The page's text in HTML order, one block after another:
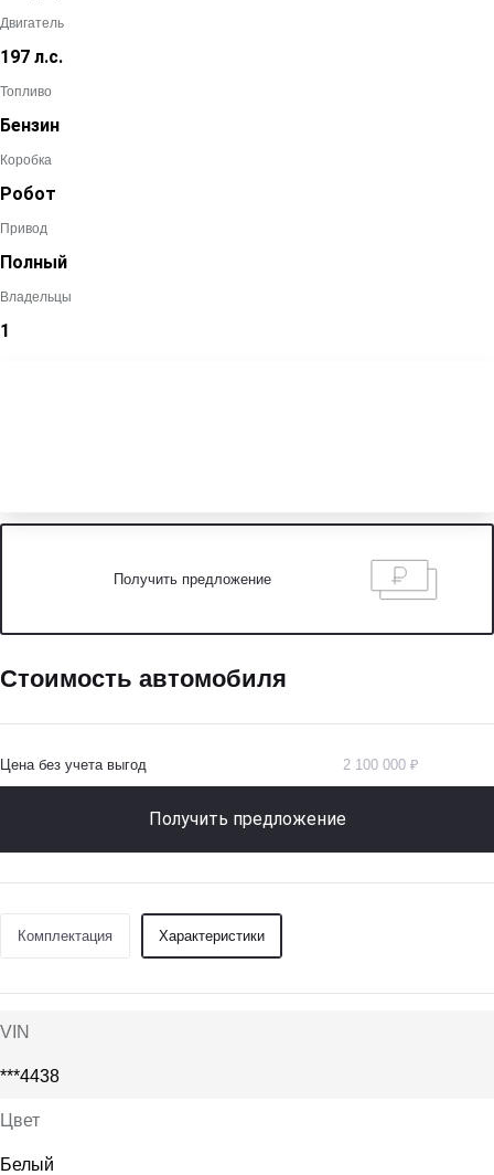
Двигатель
197 л.с.
Топливо
Бензин
Коробка
Робот
Привод
Полный
Владельцы
1
Получить предложение
Стоимость автомобиля
Цена без учета выгод 2 100 000 ₽
Получить предложение
Комплектация Характеристики
VIN
***4438
Цвет
Белый